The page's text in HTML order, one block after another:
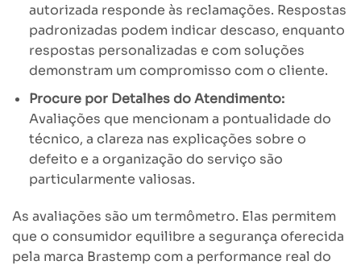
autorizada responde às reclamações. Respostas
padronizadas podem indicar descaso, enquanto
respostas personalizadas e com soluções
demonstram um compromisso com o cliente.
Procure por Detalhes do Atendimento:
Avaliações que mencionam a pontualidade do
técnico, a clareza nas explicações sobre o
defeito e a organização do serviço são
particularmente valiosas.
As avaliações são um termômetro. Elas permitem
que o consumidor equilibre a segurança oferecida
pela marca Brastemp com a performance real do